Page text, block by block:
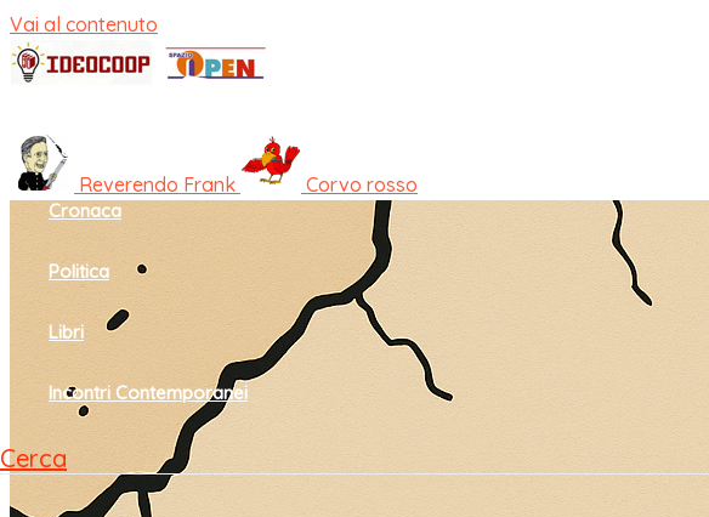
Vai al contenuto
Cultura e società
Cronaca
Politica
Libri
Incontri Contemporanei
Cerca
Reverendo Frank Corvo rosso